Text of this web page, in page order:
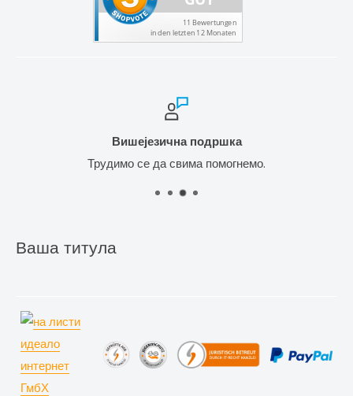
Вишејезична подршка
Трудимо се да свима помогнемо.
Ваша титула